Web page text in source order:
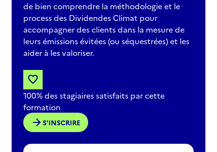
de bien comprendre la méthodologie et le
process des Dividendes Climat pour
accompagner des clients dans la mesure de
leurs émissions évitées (ou séquestrées) et les
aider à les valoriser.
favorite
100% des stagiaires satisfaits par cette
formation
arrow_forward S'INSCRIRE